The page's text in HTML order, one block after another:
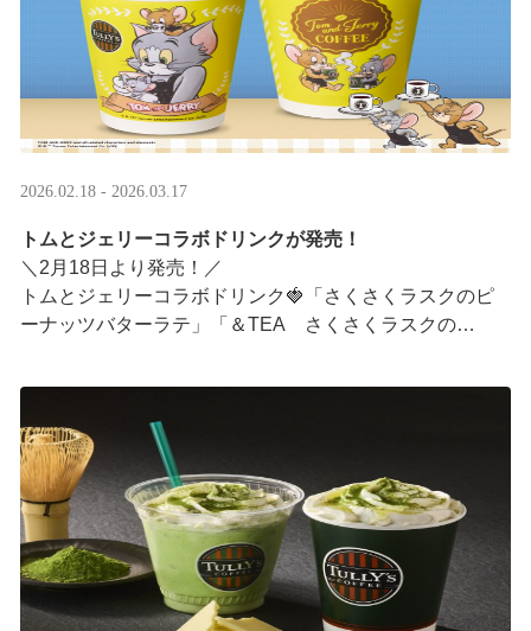
2026.02.18 - 2026.03.17
トムとジェリーコラボドリンクが発売！
＼2月18日より発売！／
トムとジェリーコラボドリンク🍓「さくさくラスクのピ
ーナッツバターラテ」「＆TEA さくさくラスクの